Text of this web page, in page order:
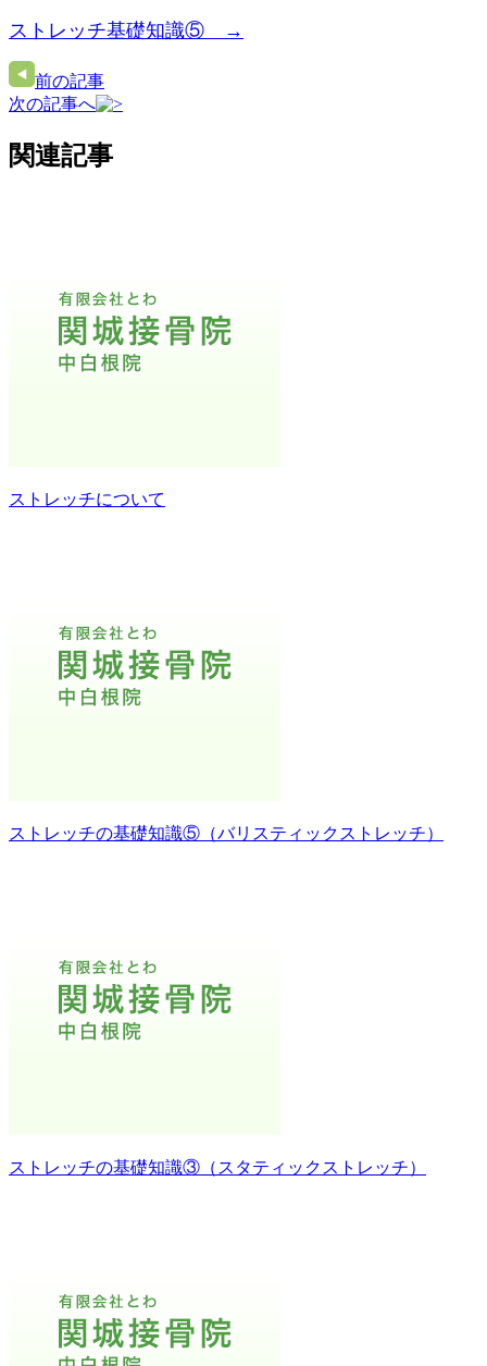
ストレッチ基礎知識⑤ →
前の記事
次の記事へ
関連記事
ストレッチについて
ストレッチの基礎知識⑤（バリスティックストレッチ）
ストレッチの基礎知識③（スタティックストレッチ）